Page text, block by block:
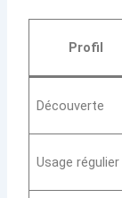
Profil
Découverte
Usage régulier